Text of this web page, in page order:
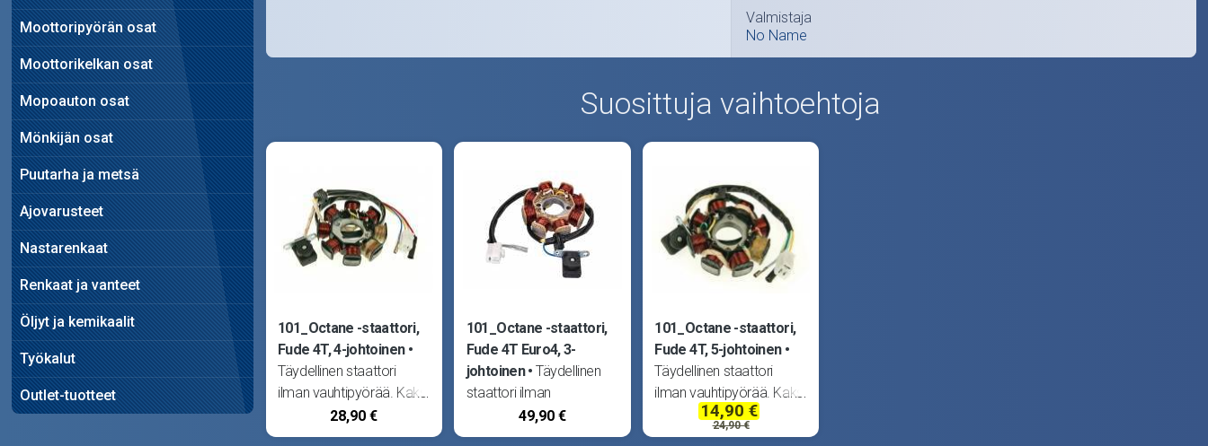
Moottoripyörän osat
Moottorikelkan osat
Mopoauton osat
Mönkijän osat
Puutarha ja metsä
Ajovarusteet
Nastarenkaat
Renkaat ja vanteet
Öljyt ja kemikaalit
Työkalut
Outlet-tuotteet
Valmistaja
No Name
Suosittuja vaihtoehtoja
101_Octane -staattori,
Fude 4T, 4-johtoinen
Täydellinen staattori
ilman vauhtipyörää. Kaksi
irtonaista johtoa sekä
kolminapaisessa
28,90 €
101_Octane -staattori,
Fude 4T Euro4, 3-
johtoinen
Täydellinen
staattori ilman
vauhtipyörää. Kaksi
irtonaista johtoa sekä
49,90 €
101_Octane -staattori,
Fude 4T, 5-johtoinen
Täydellinen staattori
ilman vauhtipyörää. Kaksi
irtonaista johtoa sekä
kolminapaisessa
14,90 €
24,90 €